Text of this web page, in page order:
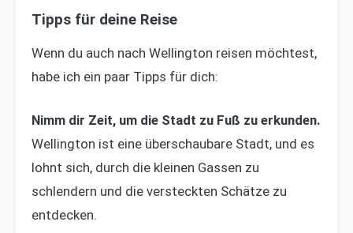
Tipps für deine Reise
Wenn du auch nach Wellington reisen möchtest,
habe ich ein paar Tipps für dich:
Nimm dir Zeit, um die Stadt zu Fuß zu erkunden.
Wellington ist eine überschaubare Stadt, und es
lohnt sich, durch die kleinen Gassen zu
schlendern und die versteckten Schätze zu
entdecken.